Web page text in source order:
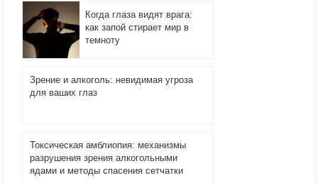
Когда глаза видят врага:
как запой стирает мир в
темноту
Зрение и алкоголь: невидимая угроза
для ваших глаз
Токсическая амблиопия: механизмы
разрушения зрения алкогольными
ядами и методы спасения сетчатки